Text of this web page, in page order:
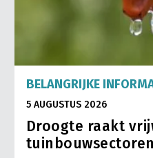
BELANGRIJKE
5 AUGUSTUS 2026
Droogte raakt
tuinbouwsectoren